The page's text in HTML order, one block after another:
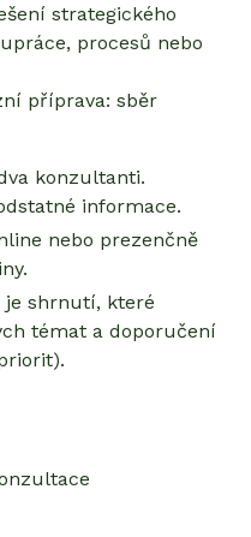
strategického
procesů nebo
příprava: sběr
konzultanti.
informace.
nebo prezenčně
shrnutí, které
témat a doporučení